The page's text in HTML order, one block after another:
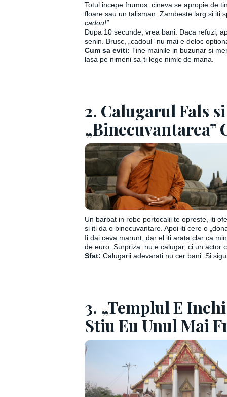
Totul incepe frumos: cineva se apropie de
floare sau un talisman. Zambeste larg si iti
cadou!”
Dupa 10 secunde, vrea bani. Daca refuzi,
senin. Brusc, „cadoul” nu mai e deloc
Cum sa eviti: Tine mainile in buzunar si
lasa pe nimeni sa-ti lege nimic de mana.
2. Calugarul Fals si
„Binecuvantarea”
Un barbat in robe portocalii te opreste, iti
si iti da o binecuvantare. Apoi iti cere o
Ii dai ceva marunt, dar el iti arata clar ca
de euro. Surpriza: nu e calugar, ci un actor
Sfat: Calugarii adevarati nu cer bani. Si
3. „Templul E
Stiu Eu Unul Mai